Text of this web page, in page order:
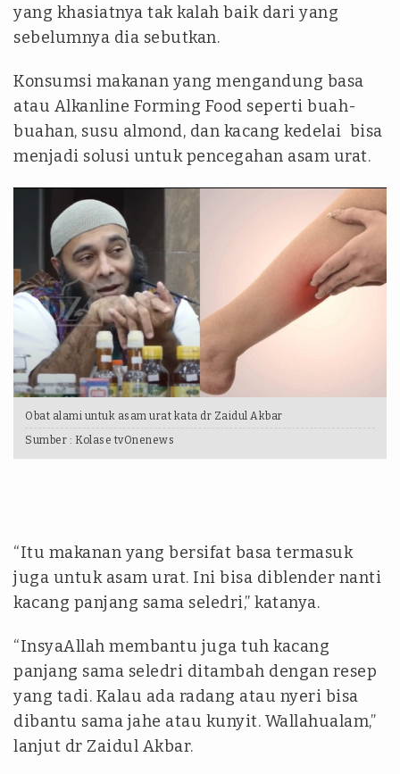
yang khasiatnya tak kalah baik dari yang
sebelumnya dia sebutkan.
Konsumsi makanan yang mengandung basa
atau Alkanline Forming Food seperti buah-
buahan, susu almond, dan kacang kedelai bisa
menjadi solusi untuk pencegahan asam urat.
Obat alami untuk asam urat kata dr Zaidul Akbar
Sumber : Kolase tvOnenews
“Itu makanan yang bersifat basa termasuk
juga untuk asam urat. Ini bisa diblender nanti
kacang panjang sama seledri,” katanya.
“InsyaAllah membantu juga tuh kacang
panjang sama seledri ditambah dengan resep
yang tadi. Kalau ada radang atau nyeri bisa
dibantu sama jahe atau kunyit. Wallahualam,”
lanjut dr Zaidul Akbar.